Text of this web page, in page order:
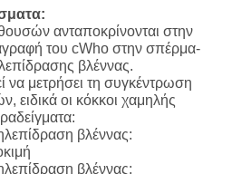
ανταποκρίνονται στην
του cWho στην σπέρμα-
βλέννας.
να μετρήσει τη συγκέντρωση
ειδικά οι κόκκοι χαμηλής
βλέννας:
βλέννας: